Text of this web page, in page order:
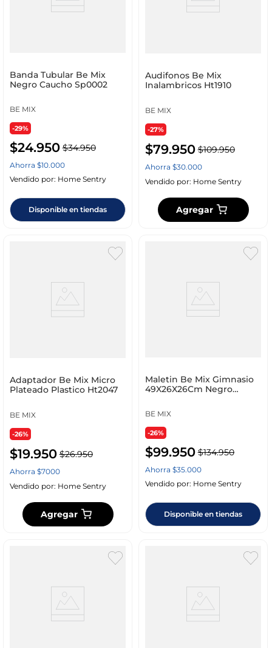
Banda Tubular Be Mix
Negro Caucho Sp0002
BE MIX
-29%
$24.950 $34.950
Ahorra $10.000
Vendido por: Home Sentry
Disponible en tiendas
Audifonos Be Mix
Inalambricos Ht1910
BE MIX
-27%
$79.950 $109.950
Ahorra $30.000
Vendido por: Home Sentry
Agregar
Adaptador Be Mix Micro
Plateado Plastico Ht2047
BE MIX
-26%
$19.950 $26.950
Ahorra $7000
Vendido por: Home Sentry
Agregar
Maletin Be Mix Gimnasio
49X26X26Cm Negro
BE MIX
-26%
$99.950 $134.950
Ahorra $35.000
Vendido por: Home Sentry
Disponible en tiendas